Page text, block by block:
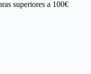
superiores a 100€